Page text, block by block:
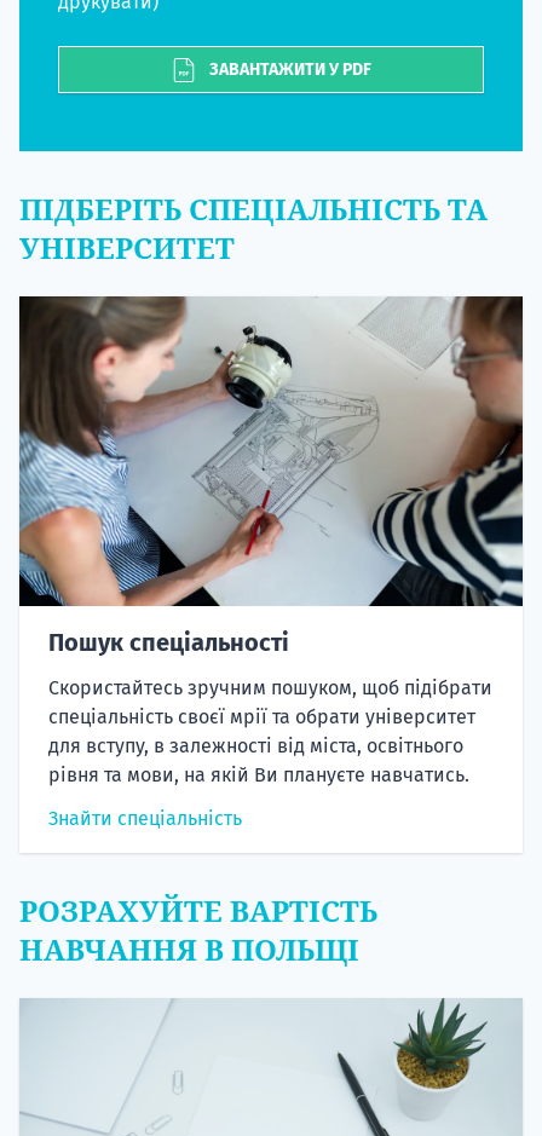
ЗАВАНТАЖИТИ У PDF
ПІДБЕРІТЬ СПЕЦІАЛЬНІСТЬ ТА
УНІВЕРСИТЕТ
Пошук спеціальності
Скористайтесь зручним пошуком, щоб підібрати
спеціальність своєї мрії та обрати університет
для вступу, в залежності від міста, освітнього
рівня та мови, на якій Ви плануєте навчатись.
Знайти спеціальність
РОЗРАХУЙТЕ ВАРТІСТЬ
НАВЧАННЯ В ПОЛЬЩІ